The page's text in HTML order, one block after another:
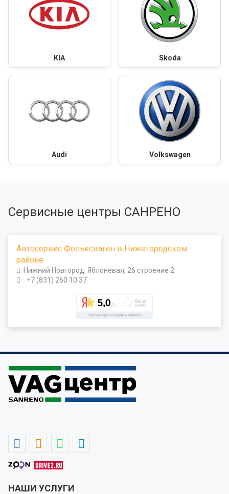
KIA Skoda
Audi Volkswagen
Сервисные центры САНРЕНО
Автосервис Фольксваген в Нижегородском
районе
Нижний Новгород, Яблоневая, 26 строение 2
+7 (831) 260 10 37
НАШИ УСЛУГИ